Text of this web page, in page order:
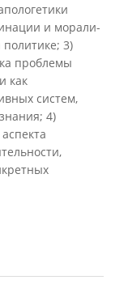
и морали-
3)
проблемы
как
систем,
4)